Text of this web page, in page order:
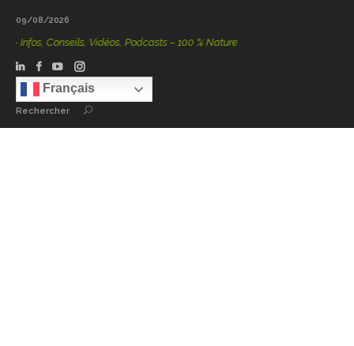
09/08/2026
Infos, Conseils, Vidéos, Podcasts – 100 % Nature
Français
Rechercher